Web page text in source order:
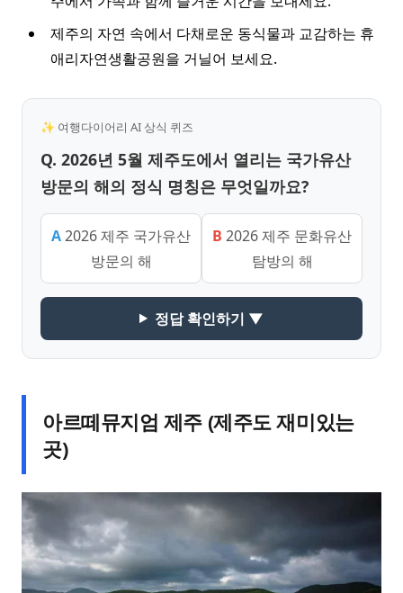
제주의 자연 속에서 다채로운 동식물과 교감하는 휴
애리자연생활공원을 거닐어 보세요.
✨ 여행다이어리 AI 상식 퀴즈
Q. 2026년 5월 제주도에서 열리는 국가유산
방문의 해의 정식 명칭은 무엇일까요?
A2026 제주 국가유산
방문의 해
B 2026 제주 문화유산
탐방의 해
정답 확인하기 ▼
아르떼뮤지엄 제주 (제주도 재미있는
곳)